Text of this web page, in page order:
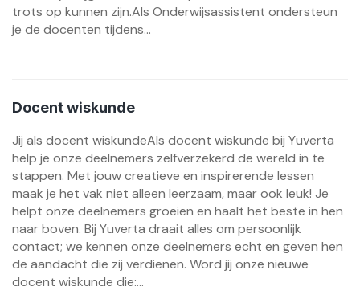
trots op kunnen zijn.Als Onderwijsassistent ondersteun
je de docenten tijdens...
Docent wiskunde
Jij als docent wiskundeAls docent wiskunde bij Yuverta
help je onze deelnemers zelfverzekerd de wereld in te
stappen. Met jouw creatieve en inspirerende lessen
maak je het vak niet alleen leerzaam, maar ook leuk! Je
helpt onze deelnemers groeien en haalt het beste in hen
naar boven. Bij Yuverta draait alles om persoonlijk
contact; we kennen onze deelnemers echt en geven hen
de aandacht die zij verdienen. Word jij onze nieuwe
docent wiskunde die:...